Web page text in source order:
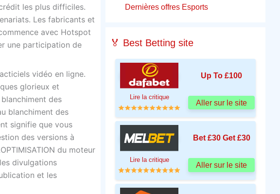
les plus difficiles.
Les fabricants et
avec Hotspot
une participation de
vidéo en ligne.
glorieux et
des
blanchiment des
signifie que vous
des versions à
du moteur
divulgations
et les
Dernières offres Esports
🏅 Best Betting site
Up To £100
Lire la critique
Aller sur le site
Bet £30 Get £30
Lire la critique
Aller sur le site